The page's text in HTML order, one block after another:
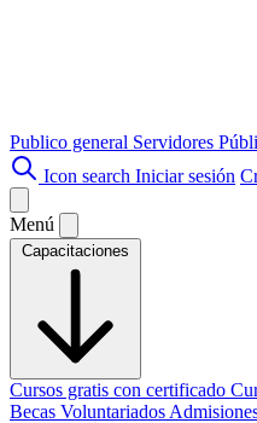
Publico general Servidores
Icon search Iniciar sesión
Menú
Capacitaciones
Cursos gratis con certificado
Becas Voluntariados